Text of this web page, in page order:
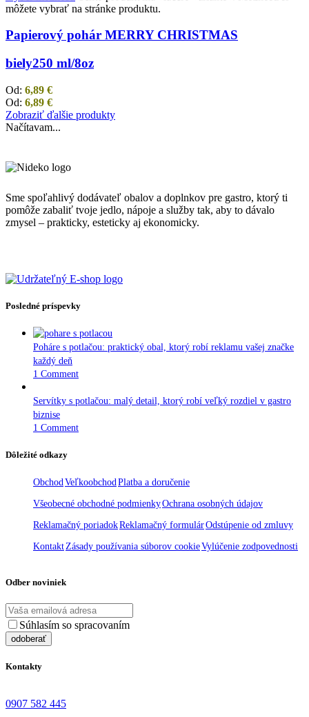
môžete vybrať na stránke produktu.
Papierový pohár MERRY CHRISTMAS
biely250 ml/8oz
Od: 6,89 €
Od: 6,89 €
Zobraziť ďalšie produkty
Načítavam...
Sme spoľahlivý dodávateľ obalov a doplnkov pre gastro, ktorý ti
pomôže zabaliť tvoje jedlo, nápoje a služby tak, aby to dávalo
zmysel – prakticky, esteticky aj ekonomicky.
Posledné príspevky
Poháre s potlačou: praktický obal, ktorý robí reklamu vašej značke
každý deň
1 Comment
Servítky s potlačou: malý detail, ktorý robí veľký rozdiel v gastro
biznise
1 Comment
Dôležité odkazy
ObchodVeľkoobchodPlatba a doručenie
Všeobecné obchodné podmienkyOchrana osobných údajov
Reklamačný poriadokReklamačný formulárOdstúpenie od zmluvy
KontaktZásady používania súborov cookieVylúčenie zodpovednosti
Odber noviniek
Súhlasím so spracovaním
Kontakty
0907 582 445